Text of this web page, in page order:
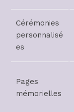
Cérémonies
personnalisé
es
Pages
mémorielles